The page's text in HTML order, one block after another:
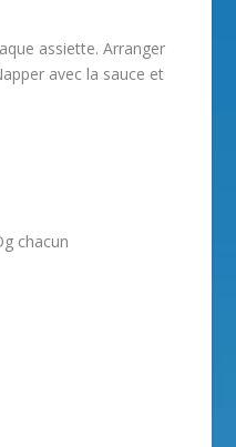
assiette. Arranger
avec la sauce et
chacun